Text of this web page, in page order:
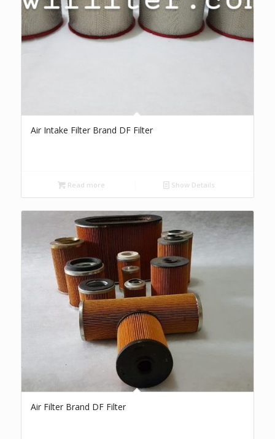
Air Intake Filter Brand DF Filter
Read more Show Details
Air Filter Brand DF Filter